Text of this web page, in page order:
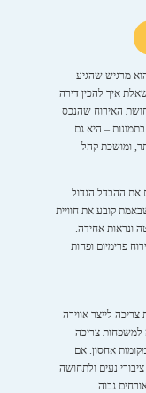
מרגיש שהגיע
איך להכין דירה
האירוח שהנכס
– היא גם
ומושכת קהל
את ההבדל הגדול.
קובע את חוויית
ונראות אחידה.
פרימיום ופחות
לייצר אווירה
למשפחות צריכה
אחסון. אם
נעים ולתחושה
גבוה.